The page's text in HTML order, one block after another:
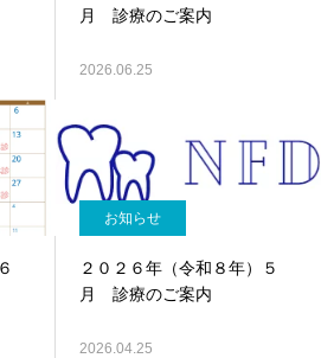
月 診療のご案内
2026.06.25
お知らせ
２０２６年（令和８年）５
月 診療のご案内
2026.04.25